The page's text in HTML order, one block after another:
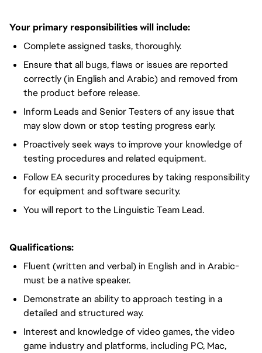
Your primary responsibilities will include:
Complete assigned tasks, thoroughly.
Ensure that all bugs, flaws or issues are reported
correctly (in English and Arabic) and removed from
the product before release.
Inform Leads and Senior Testers of any issue that
may slow down or stop testing progress early.
Proactively seek ways to improve your knowledge of
testing procedures and related equipment.
Follow EA security procedures by taking responsibility
for equipment and software security.
You will report to the Linguistic Team Lead.
Qualifications:
Fluent (written and verbal) in English and in Arabic-
must be a native speaker.
Demonstrate an ability to approach testing in a
detailed and structured way.
Interest and knowledge of video games, the video
game industry and platforms, including PC, Mac,